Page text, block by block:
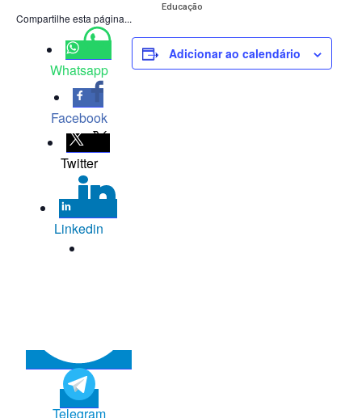
Educação
Compartilhe esta página...
Whatsapp
Facebook
Twitter
Linkedin
Telegram
Adicionar ao calendário